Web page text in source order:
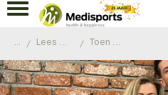
... Lees de ervaringen van onze klanten Toen mijn man ziek werd heeft de coaching me erg geholpen